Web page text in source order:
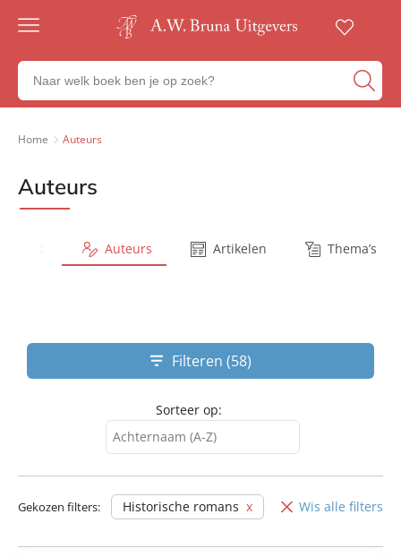
Gratis
23:00
besteld,
werkdag
Veilig
betalen
Zoeken
naar
boeken,
Home Auteurs
Auteurs
Auteurs Artikelen Thema’s
Filteren (58)
Sorteer op:
Achternaam (A-Z)
Achternaam (Z-A)
Gekozen filters: Historische romans Wis alle filters